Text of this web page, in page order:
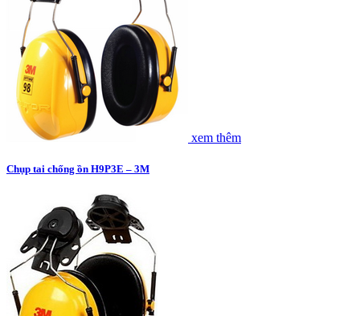
xem thêm
Chụp tai chống ồn H9P3E – 3M